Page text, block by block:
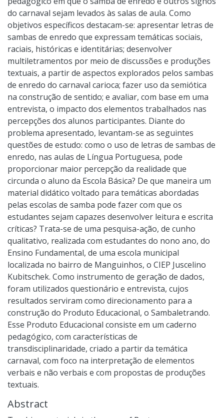
do carnaval sejam levados às salas de aula. Como
objetivos específicos destacam-se: apresentar letras de
sambas de enredo que expressam temáticas sociais,
raciais, históricas e identitárias; desenvolver
multiletramentos por meio de discussões e produções
textuais, a partir de aspectos explorados pelos sambas
de enredo do carnaval carioca; fazer uso da semiótica
na construção de sentido; e avaliar, com base em uma
entrevista, o impacto dos elementos trabalhados nas
percepções dos alunos participantes. Diante do
problema apresentado, levantam-se as seguintes
questões de estudo: como o uso de letras de sambas de
enredo, nas aulas de Língua Portuguesa, pode
proporcionar maior percepção da realidade que
circunda o aluno da Escola Básica? De que maneira um
material didático voltado para temáticas abordadas
pelas escolas de samba pode fazer com que os
estudantes sejam capazes desenvolver leitura e escrita
críticas? Trata-se de uma pesquisa-ação, de cunho
qualitativo, realizada com estudantes do nono ano, do
Ensino Fundamental, de uma escola municipal
localizada no bairro de Manguinhos, o CIEP Juscelino
Kubitschek. Como instrumento de geração de dados,
foram utilizados questionário e entrevista, cujos
resultados serviram como direcionamento para a
construção do Produto Educacional, o Sambaletrando.
Esse Produto Educacional consiste em um caderno
pedagógico, com características de
transdisciplinaridade, criado a partir da temática
carnaval, com foco na interpretação de elementos
verbais e não verbais e com propostas de produções
textuais.
Abstract